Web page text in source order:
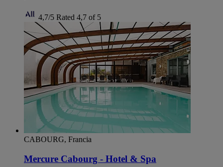
4,7/5 Rated 4,7 of 5
CABOURG, Francia
Mercure Cabourg - Hotel & Spa